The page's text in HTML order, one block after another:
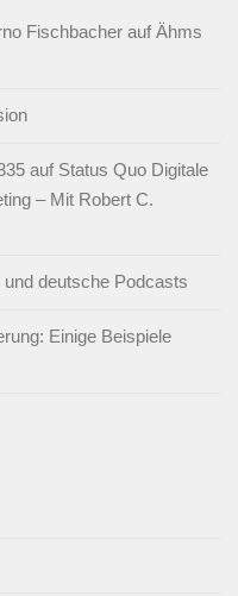
Fischbacher auf Ähms
auf Status Quo Digitale
– Mit Robert C.
deutsche Podcasts
Einige Beispiele